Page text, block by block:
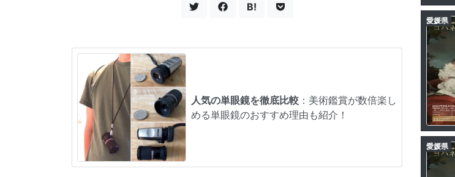
B!
人気の単眼鏡を徹底比較 ：美術鑑賞が数倍楽し
める単眼鏡のおすすめ理由も紹介！
愛媛県
愛媛県